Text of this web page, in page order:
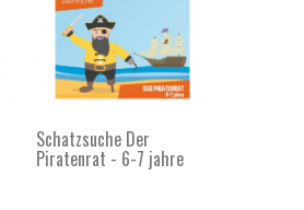
Schatzsuche Der
Piratenrat - 6-7 jahre